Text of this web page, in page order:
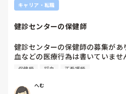
キャリア・転職
健診センターの保健師
健診センターの保健師の募集が
血などの医療行為は書いていま
もされており、人手足りないのか
基本的には指導、問診メインでし
保健師 採血 正看護師
へむ